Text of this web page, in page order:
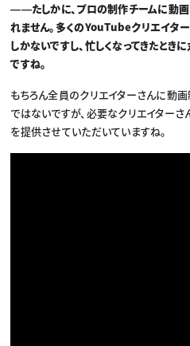
――たしかに、プロの制作チームに動画
れません。多くのYouTubeクリエイタ
しかないですし、忙しくなってきたと
ですね。
もちろん全員のクリエイターさんに動
ではないですが、必要なクリエイター
を提供させていただいていますね。